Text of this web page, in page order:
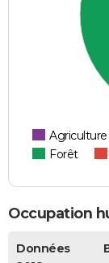
Agriculture
Forêt
Occupation
Données